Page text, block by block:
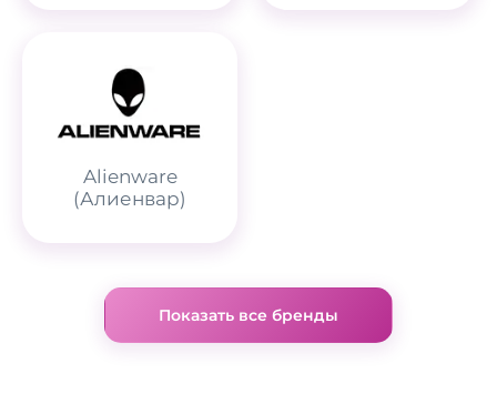
Alienware
(Алиенвар)
Показать все бренды